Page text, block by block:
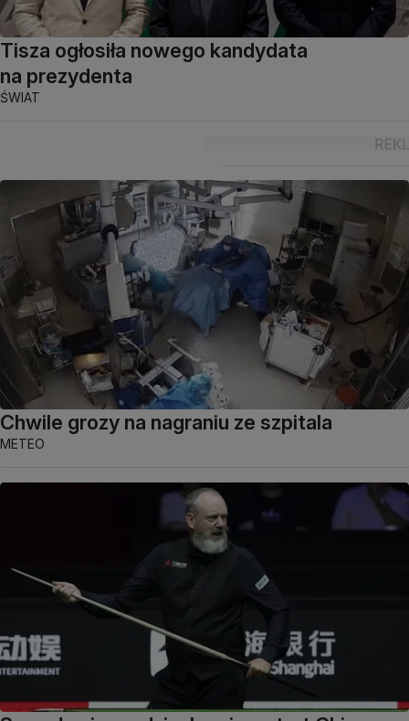
Tisza ogłosiła nowego kandydata
na prezydenta
ŚWIAT
Chwile grozy na nagraniu ze szpitala
METEO